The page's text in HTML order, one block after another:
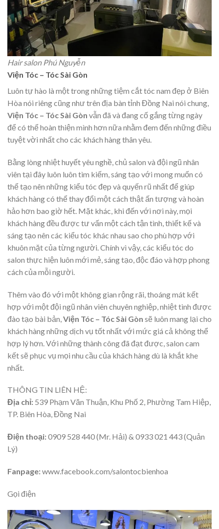
Hair salon Phú Nguyễn
Viện Tóc – Tóc Sài Gòn
Luôn tự hào là một trong những tiệm cắt tóc nam đẹp ở Biên
Hòa nói riêng cũng như trên địa bàn tỉnh Đồng Nai nói chung,
Viện Tóc – Tóc Sài Gòn vẫn đã và đang cố gắng từng ngày
để có thể hoàn thiện mình hơn nữa nhằm đem đến những điều
tuyệt vời nhất cho các khách hàng thân yêu.
Bằng lòng nhiệt huyết yêu nghề, chủ salon và đội ngũ nhân
viên tại đây luôn luôn tìm kiếm, sáng tạo với mong muốn có
thể tạo nên những kiểu tóc đẹp và quyến rũ nhất để giúp
khách hàng có thể thay đổi một cách thật ấn tượng và hoàn
hảo hơn bao giờ hết. Mặt khác, khi đến với nơi này, mọi
khách hàng đều được tư vấn một cách tận tình, thiết kế và
sáng tạo nên các kiểu tóc khác nhau sao cho phù hợp với
khuôn mặt của từng người. Chính vì vậy, các kiểu tóc do
salon thực hiện luôn mới mẻ, sáng tạo, độc đáo và hợp phong
cách của mỗi người.
Thêm vào đó với một không gian rộng rãi, thoáng mát kết
hợp với một đội ngũ nhân viên chuyên nghiệp, nhiệt tình được
đào tạo bài bản, Viện Tóc – Tóc Sài Gòn sẽ luôn mang lại cho
khách hàng những dịch vụ tốt nhất với mức giá cả không thể
hợp lý hơn. Với những thành công đã đạt được, salon cam
kết sẽ phục vụ mọi nhu cầu của khách hàng dù là khắt khe
nhất.
THÔNG TIN LIÊN HỆ:
Địa chỉ: 539 Phạm Văn Thuận, Khu Phố 2, Phường Tam Hiệp,
TP. Biên Hòa, Đồng Nai
Điện thoại:0909 528 440 (Mr. Hải) & 0933 021 443 (Quản
Lý)
Fanpage:www.facebook.com/salontocbienhoa
Gọi điện